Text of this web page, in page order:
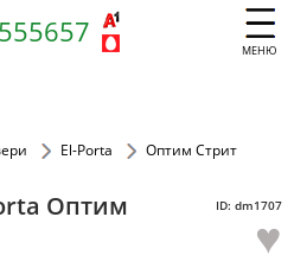
МЕНЮ
El-Porta Оптим Стрит
Оптим
ID: dm1707
♥